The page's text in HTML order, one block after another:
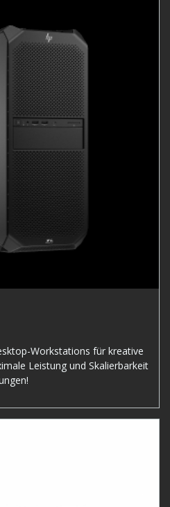
Workstations für kreative
Leistung und Skalierbarkeit